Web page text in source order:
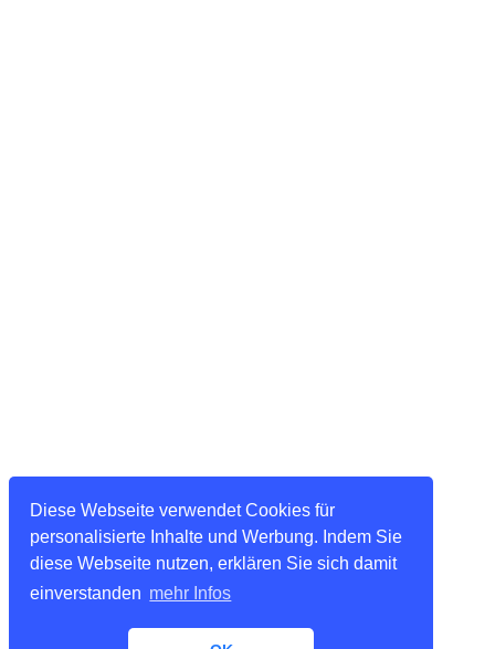
Diese Webseite verwendet Cookies für
personalisierte Inhalte und Werbung. Indem Sie
diese Webseite nutzen, erklären Sie sich damit
einverstanden mehr Infos